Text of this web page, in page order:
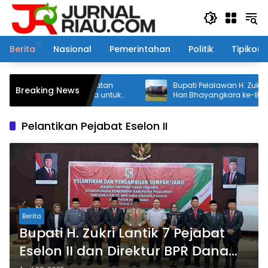
Langsung
konten
Berita
Nasional Pemerintahan Politik Tipikor
Breaking News
Jembatan
Dibuka untuk
Bupati Pelalawan H. Zukri Hadiri Upacara
Hari Bhayangkara ke-80 di Mapolres
Pelantikan Pejabat Eselon II
Berita
Bupati H. Zukri Lantik 7 Pejabat
Eselon II dan Direktur BPR Dana